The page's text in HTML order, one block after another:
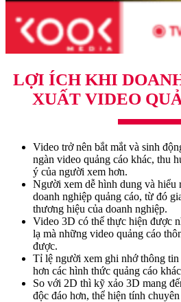
LỢI ÍCH KHI
XUẤT VIDEO
Video trở nên bắt mắt và sinh
ngàn video quảng cáo khác, thu
ý của người xem hơn.
Người xem dễ hình dung và hiểu
doanh nghiệp quảng cáo, từ đó
thương hiệu của doanh nghiệp.
Video 3D có thể thực hiện được
lạ mà những video quảng cáo
được.
Tỉ lệ người xem ghi nhớ thông
hơn các hình thức quảng cáo
So với 2D thì kỹ xảo 3D mang
độc đáo hơn, thể hiện tính